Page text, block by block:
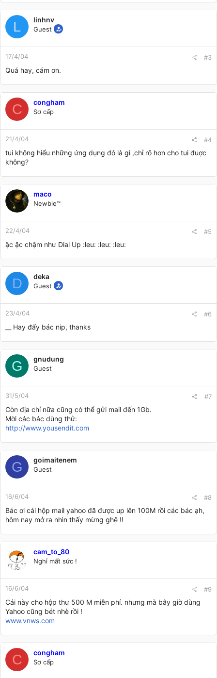
L linhnv
Guest
17/4/04 #3
Quá hay, cám ơn.
C congham
Sơ cấp
21/4/04 #4
tui không hiểu những ứng dụng đó là gì ,chỉ rõ hơn cho tui đuợc
không?
maco
Newbie™
22/4/04 #5
ặc ặc chậm như Dial Up :leu: :leu: :leu:
D deka
Guest
23/4/04 #6
__ Hay đấy bác nip, thanks
G gnudung
Guest
31/5/04 #7
Còn địa chỉ nữa cũng có thể gửi mail đến 1Gb.
Mời các bác dùng thử:
http://www.yousendit.com
G goimaitenem
Guest
16/6/04 #8
Bác ơi cái hộp mail yahoo đã được up lên 100M rồi các bác ạh,
hôm nay mở ra nhìn thấy mừng ghê !!
cam_to_80
Nghỉ mất sức !
16/6/04 #9
Cái này cho hộp thư 500 M miễn phí. nhưng mà bây giờ dùng
Yahoo cũng bét nhè rồi !
www.vnws.com
C congham
Sơ cấp